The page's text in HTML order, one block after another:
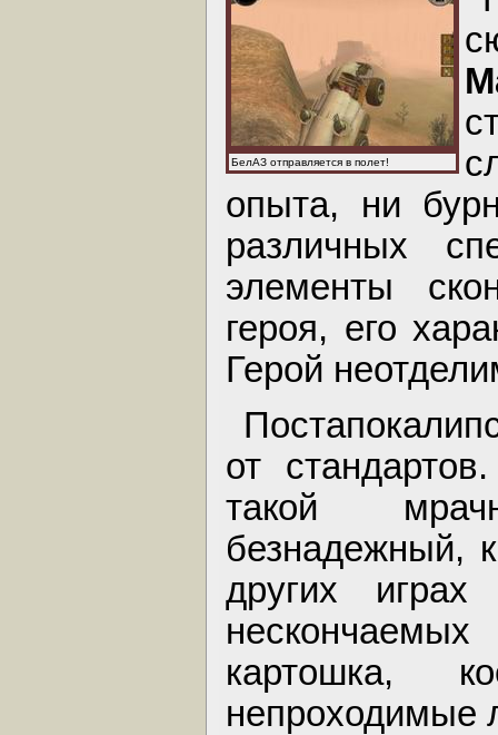
БелАЗ отправляется в полет!
опыта, ни
различных
элементы
героя, его
Герой
от
такой
безнадежный,
других
картошка,
непроходимые